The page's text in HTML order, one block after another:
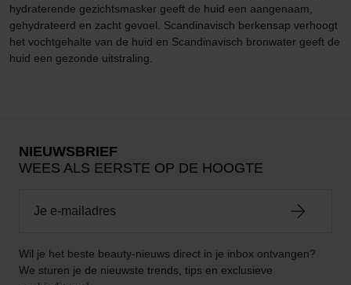
hydraterende gezichtsmasker geeft de huid een aangenaam,
gehydrateerd en zacht gevoel. Scandinavisch berkensap verhoogt
het vochtgehalte van de huid en Scandinavisch bronwater geeft de
huid een gezonde uitstraling.
NIEUWSBRIEF
WEES ALS EERSTE OP DE HOOGTE
Wil je het beste beauty-nieuws direct in je inbox ontvangen?
We sturen je de nieuwste trends, tips en exclusieve